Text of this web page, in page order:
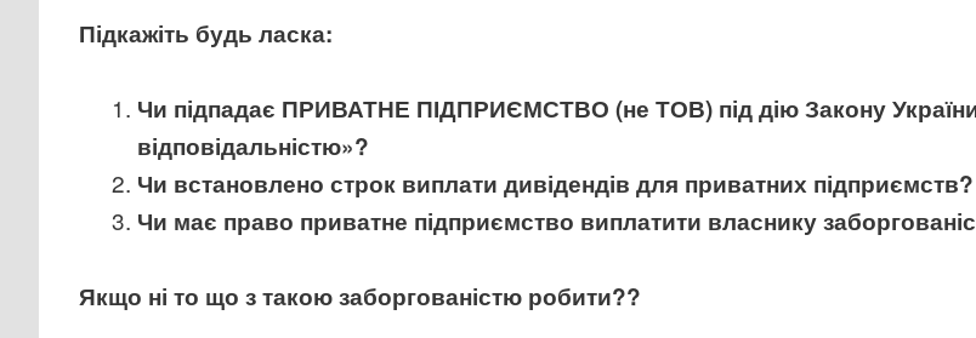
Підкажіть будь ласка:
Чи підпадає ПРИВАТНЕ ПІДПРИЄМСТВО (не ТОВ) під дію Закону
відповідальністю»?
Чи встановлено строк виплати дивідендів для приватних підприємств?
Чи має право приватне підприємство виплатити власнику
Якщо ні то що з такою заборгованістю робити??